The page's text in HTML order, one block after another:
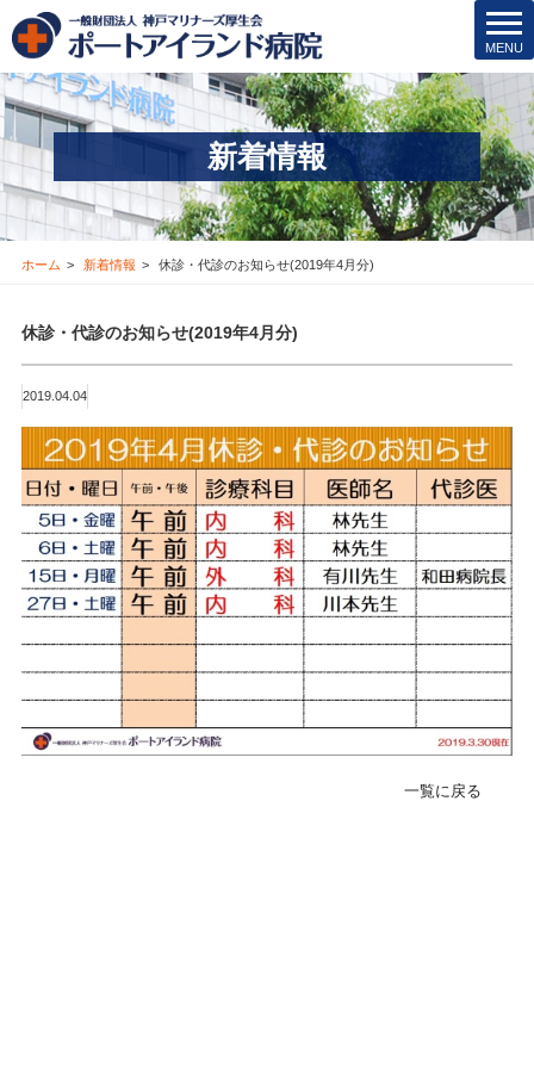
t
o
g
l
e
n
a
v
MENU
院内保育所
医療安全管理･その他
医療機関の方
新着情報
お問合せ
交通アクセス
ブログ
Instagram
緊急･入院24H受付
078-303-6123
転院･入院相談窓口(地域連携室)
078-381-8271
新着情報
ホーム 新着情報 休診・代診のお知らせ(2019年4月分)
休診・代診のお知らせ(2019年4月分)
2019.04.04
一覧に戻る